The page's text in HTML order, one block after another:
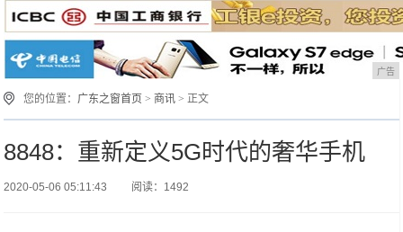
广告
您的位置： 广东之窗首页 > 商讯 > 正文
8848：重新定义5G时代的奢华手机
2020-05-06 05:11:43 阅读：1492